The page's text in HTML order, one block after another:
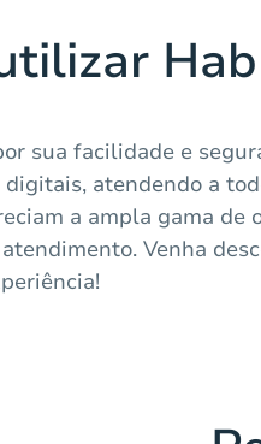
sua facilidade e
atendendo a
a ampla gama de
Venha